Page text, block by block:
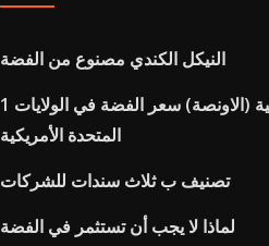
النيكل الكندي مصنوع من الفضة
1 اوقية (الاونصة) سعر الفضة في الولايات
المتحدة الأمريكية
تصنيف ب ثلاث سندات للشركات
لماذا لا يجب أن تستثمر في الفضة